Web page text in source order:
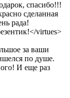
спасибо!!!
сделанная
рада!
virtues>
за ваши
по душе.
И еще раз